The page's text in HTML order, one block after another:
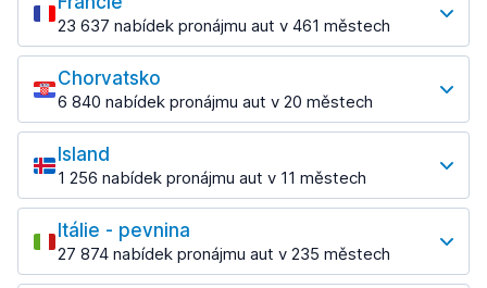
od 748,35 Kč denně
Brno
156 akcí v 3 lokacích
Ostrava
73 akcí v 3 lokacích
Praha
858 akcí v 4 lokacích
Centrum
od 487,02 Kč denně
Letiště Praha
od 490,17 Kč denně
23 637 nabídek pronájmu aut v 461 městech
Nejoblíbenější lokality
Paríž
2 492 akcí v 69 lokacích
Letiště Paříž Charlese de Gaulla
od 1 040,47 Kč denně
Chorvatsko
6 840 nabídek pronájmu aut v 20 městech
Nejoblíbenější lokality
Zadar
774 akcí v 2 lokacích
Island
1 256 nabídek pronájmu aut v 11 městech
Nejoblíbenější lokality
Keflavik
271 akcí v 4 lokacích
Itálie - pevnina
27 874 nabídek pronájmu aut v 235 městech
Nejoblíbenější lokality